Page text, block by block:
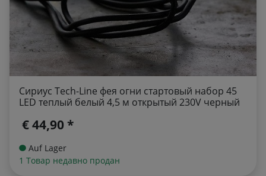
Сириус Tech-Line фея огни стартовый набор 45
LED теплый белый 4,5 м открытый 230V черный
€ 44,90 *
Auf Lager
1 Товар недавно продан